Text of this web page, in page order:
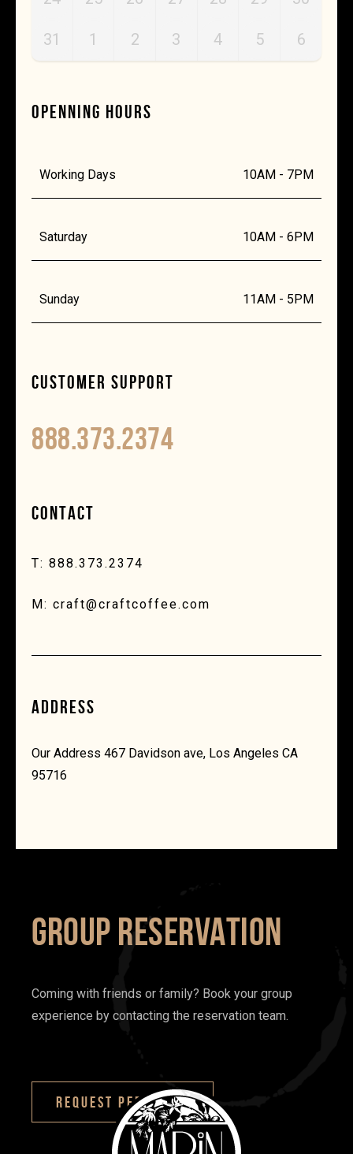
31 1 2 3 4 5 6
OPENNING HOURS
Working Days 10AM - 7PM
Saturday 10AM - 6PM
Sunday 11AM - 5PM
CUSTOMER SUPPORT
888.373.2374
CONTACT
T: 888.373.2374
M: craft@craftcoffee.com
ADDRESS
Our Address 467 Davidson ave, Los Angeles CA
95716
GROUP RESERVATION
Coming with friends or family? Book your group
experience by contacting the reservation team.
REQUEST PER EMAIL